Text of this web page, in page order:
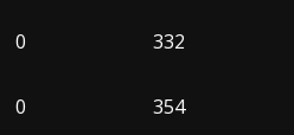
0 332
0 354